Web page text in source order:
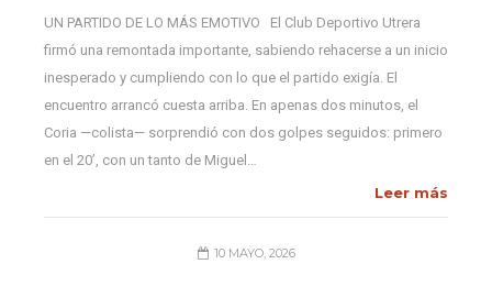
UN PARTIDO DE LO MÁS EMOTIVO El Club Deportivo Utrera
firmó una remontada importante, sabiendo rehacerse a un inicio
inesperado y cumpliendo con lo que el partido exigía. El
encuentro arrancó cuesta arriba. En apenas dos minutos, el
Coria —colista— sorprendió con dos golpes seguidos: primero
en el 20’, con un tanto de Miguel…
Leer más
10 MAYO, 2026